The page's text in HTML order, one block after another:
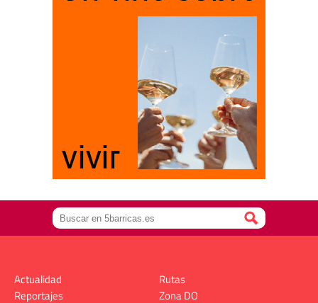
Actualidad
Reportajes
Rutas
Zona DO